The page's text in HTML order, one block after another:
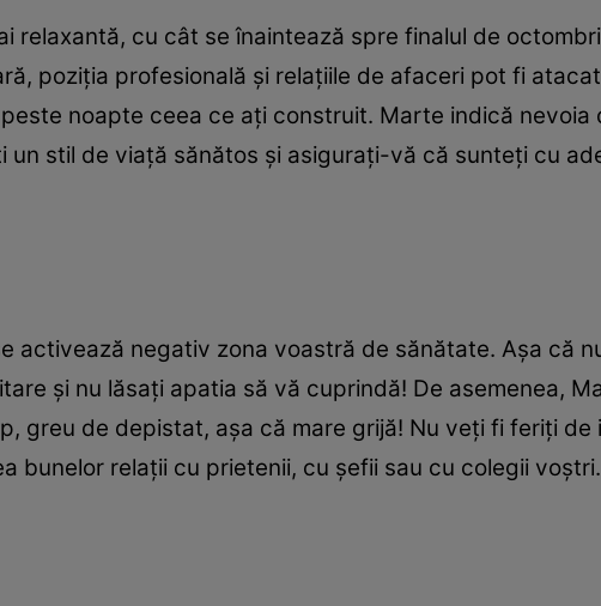
relaxantă, cu cât se înaintează spre finalul de
poziția profesională și relațiile de afaceri pot fi
noapte ceea ce ați construit. Marte indică nevoia
un stil de viață sănătos și asigurați-vă că sunteți cu
activează negativ zona voastră de sănătate. Așa că
și nu lăsați apatia să vă cuprindă! De asemenea,
greu de depistat, așa că mare grijă! Nu veți fi feriți de
bunelor relații cu prietenii, cu șefii sau cu colegii voștri.